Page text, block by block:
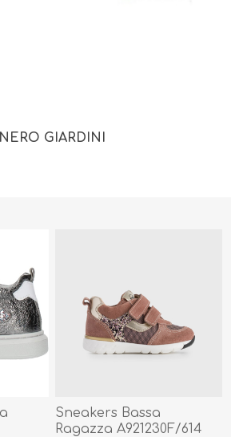
NERO GIARDINI
Sneakers Bassa
Ragazza A921230F/614